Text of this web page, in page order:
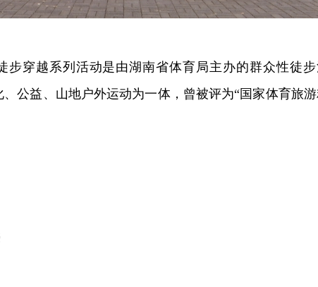
步穿越系列活动是由湖南省体育局主办的群众性徒
公益、山地户外运动为一体，曾被评为“国家体育旅